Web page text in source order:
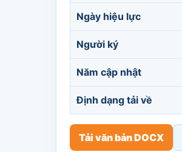
Ngày hiệu lực
Người ký
Năm cập nhật
Định dạng tải về
Tải văn bản DOCX